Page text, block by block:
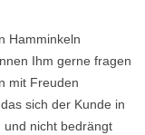
Hamminkeln
Ihm gerne fragen
mit Freuden
sich der Kunde in
und nicht bedrängt